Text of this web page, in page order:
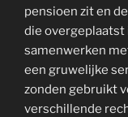
pensioen zit en
die overgeplaatst
samenwerken
een gruwelijke
zonden gebruikt
verschillende